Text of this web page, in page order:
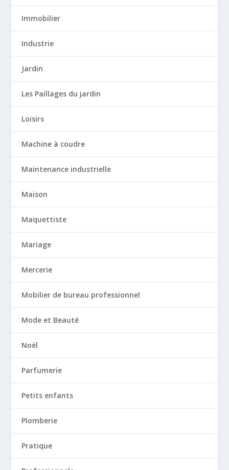
Immobilier
Industrie
Jardin
Les Paillages du jardin
Loisirs
Machine à coudre
Maintenance industrielle
Maison
Maquettiste
Mariage
Mercerie
Mobilier de bureau professionnel
Mode et Beauté
Noël
Parfumerie
Petits enfants
Plomberie
Pratique